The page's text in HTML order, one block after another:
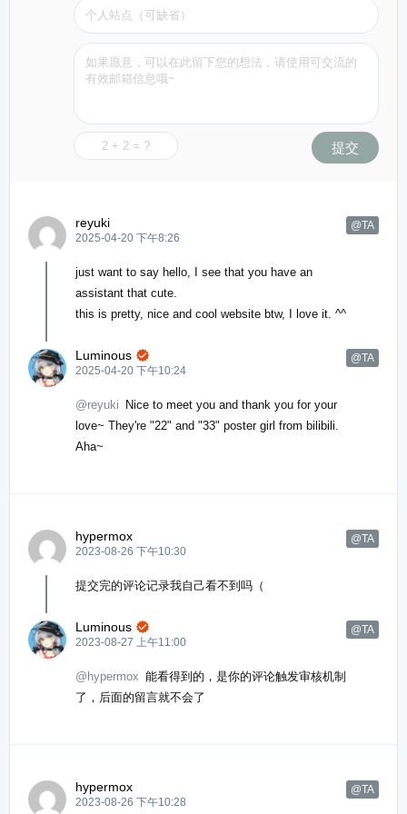
提交
reyuki
@TA
2025-04-20 下午8:26
just want to say hello, I see that you have an
assistant that cute.
this is pretty, nice and cool website btw, I love it. ^^
Luminous @TA

2025-04-20 下午10:24
@reyuki
Nice to meet you and thank you for your
love~ They're "22" and "33" poster girl from bilibili.
Aha~
hypermox
@TA
2023-08-26 下午10:30
提交完的评论记录我自己看不到吗（
Luminous @TA

2023-08-27 上午11:00
@hypermox 能看得到的，是你的评论触发审核机制
了，后面的留言就不会了
hypermox
@TA
2023-08-26 下午10:28